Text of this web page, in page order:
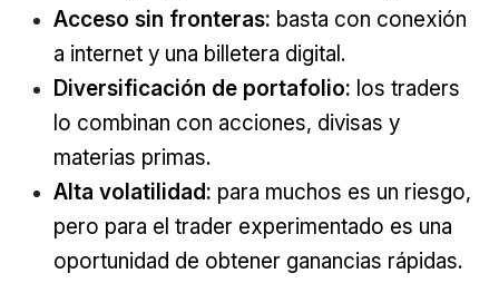
Acceso sin fronteras: basta con conexión
a internet y una billetera digital.
Diversificación de portafolio: los traders
lo combinan con acciones, divisas y
materias primas.
Alta volatilidad: para muchos es un riesgo,
pero para el trader experimentado es una
oportunidad de obtener ganancias rápidas.